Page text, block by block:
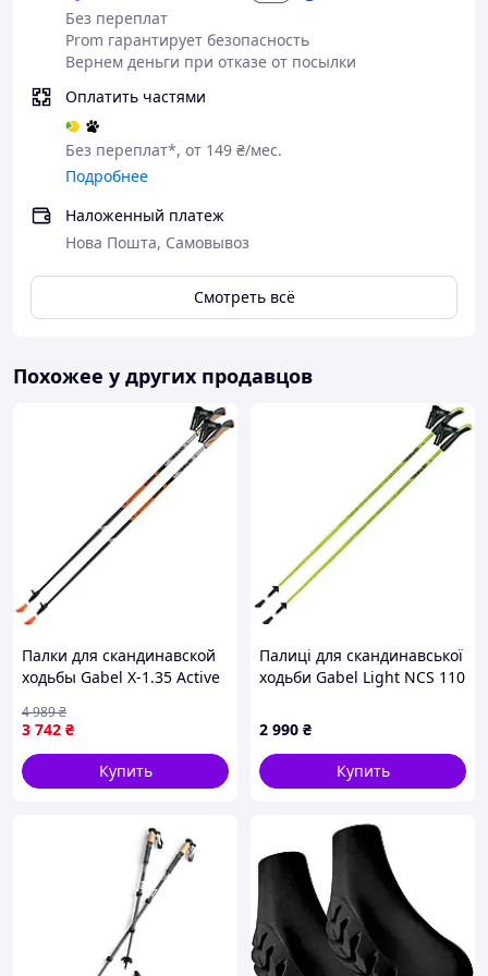
Без переплат
Prom гарантирует безопасность
Вернем деньги при отказе от посылки
Оплатить частями
Без переплат*, от 149 ₴/мес.
Подробнее
Наложенный платеж
Нова Пошта, Самовывоз
Смотреть всё
Похожее у других продавцов
Палки для скандинавской
ходьбы Gabel X-1.35 Active
(7008361151050)
3 742 ₴
4 989₴
Купить
Палиці для скандинавської
ходьби Gabel Light NCS 110
цена с быстрой доставкой
по лучшая
2 990 ₴
Купить